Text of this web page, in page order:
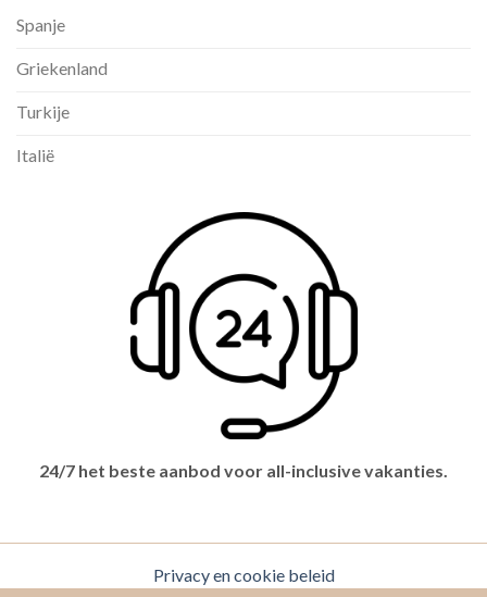
Spanje
Griekenland
Turkije
Italië
24/7 het beste aanbod voor all-inclusive vakanties.
Privacy en cookie beleid